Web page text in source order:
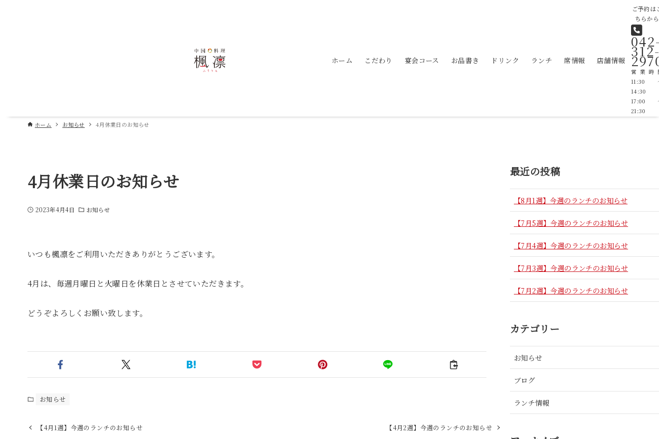
ホーム こだわり 宴会コース お品書き ドリンク ランチ 席情報 店舗情報
ご予約は
ちらから
営業時
11:30
14:30
17:00
21:30
ホーム
お知らせ 4月休業日のお知らせ
4月休業日のお知らせ
2023年4月4日 お知らせ
いつも楓凛をご利用いただきありがとうございます。
4月は、毎週月曜日と火曜日を休業日とさせていただきます。
どうぞよろしくお願い致します。
お知らせ
【4月1週】今週のランチのお知らせ 【4月2週】今週のランチのお知らせ
最近の投稿
【8月1週】今週のランチのお知らせ
【7月5週】今週のランチのお知らせ
【7月4週】今週のランチのお知らせ
【7月3週】今週のランチのお知らせ
【7月2週】今週のランチのお知らせ
カテゴリー
お知らせ
ブログ
ランチ情報